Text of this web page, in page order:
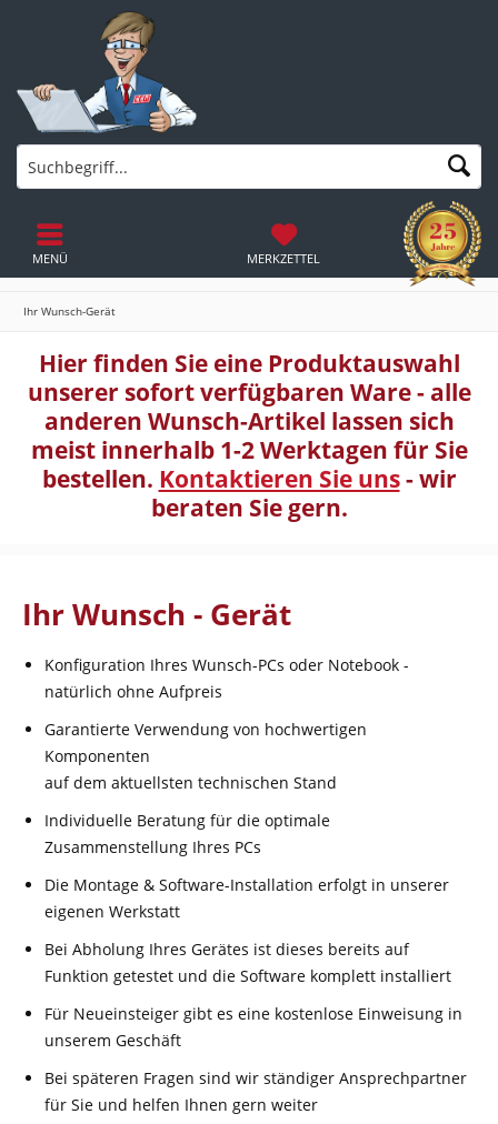
MERKZETTEL
MENÜ
Ihr Wunsch-Gerät
Hier finden Sie eine Produktauswahl
unserer sofort verfügbaren Ware - alle
anderen Wunsch-Artikel lassen sich
meist innerhalb 1-2 Werktagen für Sie
bestellen. Kontaktieren Sie uns- wir
beraten Sie gern.
Ihr Wunsch - Gerät
Konfiguration Ihres Wunsch-PCs oder Notebook -
natürlich ohne Aufpreis
Garantierte Verwendung von hochwertigen
Komponenten
auf dem aktuellsten technischen Stand
Individuelle Beratung für die optimale
Zusammenstellung Ihres PCs
Die Montage & Software-Installation erfolgt in unserer
eigenen Werkstatt
Bei Abholung Ihres Gerätes ist dieses bereits auf
Funktion getestet und die Software komplett installiert
Für Neueinsteiger gibt es eine kostenlose Einweisung in
unserem Geschäft
Bei späteren Fragen sind wir ständiger Ansprechpartner
für Sie und helfen Ihnen gern weiter